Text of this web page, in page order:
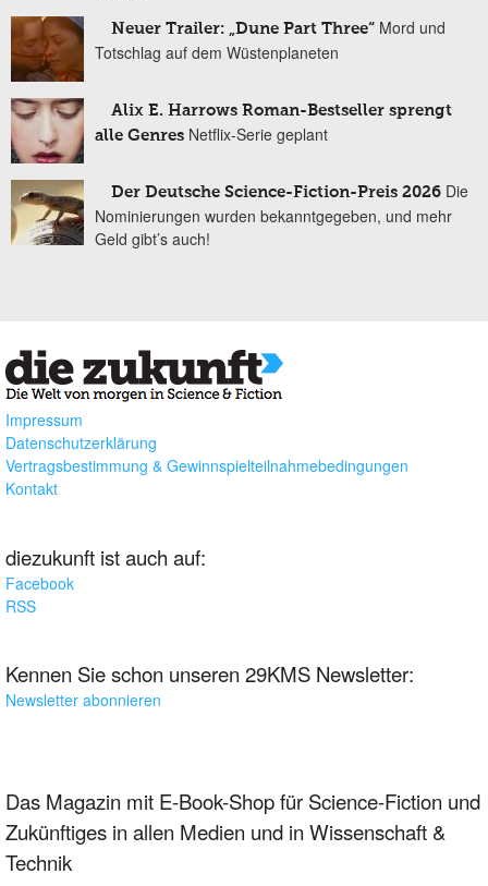
Neuer Trailer: „Dune Part Three“ Mord und
Totschlag auf dem Wüstenplaneten
Alix E. Harrows Roman-Bestseller sprengt
alle Genres Netflix-Serie geplant
Der Deutsche Science-Fiction-Preis 2026 Die
Nominierungen wurden bekanntgegeben, und mehr
Geld gibt’s auch!
Impressum
Datenschutzerklärung
Vertragsbestimmung & Gewinnspielteilnahmebedingungen
Kontakt
diezukunft ist auch auf:
Facebook
RSS
Kennen Sie schon unseren 29KMS Newsletter:
Newsletter abonnieren
Das Magazin mit E-Book-Shop für Science-Fiction und
Zukünftiges in allen Medien und in Wissenschaft &
Technik